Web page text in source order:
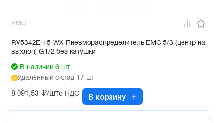
EMC
RV5342E-15-WX Пневмораспределитель EMC 5/3 (центр на
выхлоп) G1/2 без катушки
В наличии 6 шт
Удалённый склад 17 шт
8 091,53 ₽/штс НДС В корзину